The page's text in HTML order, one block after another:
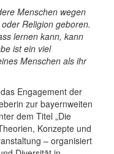
Menschen wegen
Religion geboren.
lernen kann, kann
ist ein viel
Menschen als ihr
Engagement der
zur bayernweiten
dem Titel „Die
Konzepte und
– organisiert